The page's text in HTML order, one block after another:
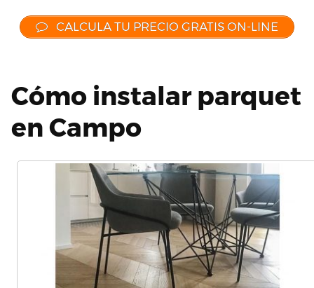
CALCULA TU PRECIO GRATIS ON-LINE
Cómo instalar parquet
en Campo